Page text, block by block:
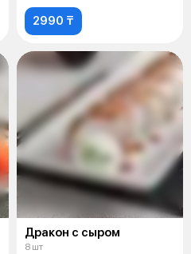
2990 ₸
Дракон с сыром
8 шт